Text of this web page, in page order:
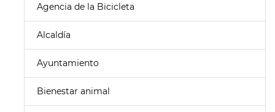
Agencia de la Bicicleta
Alcaldía
Ayuntamiento
Bienestar animal